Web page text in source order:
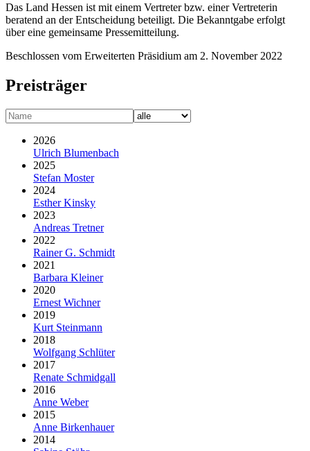
Das Land Hessen ist mit einem Vertreter bzw. einer Vertreterin
beratend an der Entscheidung beteiligt. Die Bekanntgabe erfolgt
über eine gemeinsame Pressemitteilung.
Beschlossen vom Erweiterten Präsidium am 2. November 2022
Preisträger
2026
Ulrich Blumenbach
2025
Stefan Moster
2024
Esther Kinsky
2023
Andreas Tretner
2022
Rainer G. Schmidt
2021
Barbara Kleiner
2020
Ernest Wichner
2019
Kurt Steinmann
2018
Wolfgang Schlüter
2017
Renate Schmidgall
2016
Anne Weber
2015
Anne Birkenhauer
2014